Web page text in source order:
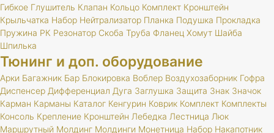
Гибкое Глушитель Клапан Кольцо Комплект Кронштейн
Крыльчатка Набор Нейтрализатор Планка Подушка Прокладка
Пружина РК Резонатор Скоба Труба Фланец Хомут Шайба
Шпилька
Тюнинг и доп. оборудование
Арки Багажник Бар Блокировка Воблер Воздухозаборник Гофра
Диспенсер Дифференциал Дуга Заглушка Защита Знак Значок
Карман Карманы Каталог Кенгурин Коврик Комплект Комплекты
Консоль Крепление Кронштейн Лебедка Лестница Люк
Маршрутный Молдинг Молдинги Монетница Набор Накапотник